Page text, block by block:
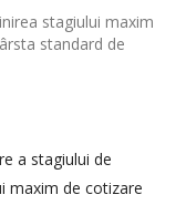
stagiului maxim
standard de
a stagiului de
maxim de cotizare